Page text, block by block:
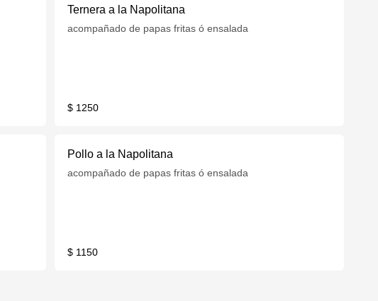
Ternera a la Napolitana
acompañado de papas fritas ó ensalada
$ 1250
Pollo a la Napolitana
acompañado de papas fritas ó ensalada
$ 1150